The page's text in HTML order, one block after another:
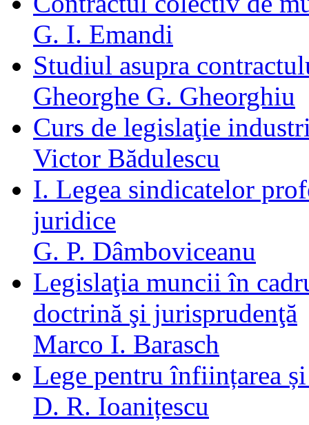
G. I. Emandi
Studiul asupra
Gheorghe G. Gheorghiu
Curs de legislaţie
Victor Bădulescu
I. Legea sindicatelor
juridice
G. P. Dâmboviceanu
Legislaţia muncii în
doctrină şi jurisprudenţă
Marco I. Barasch
Lege pentru înființarea
D. R. Ioanițescu